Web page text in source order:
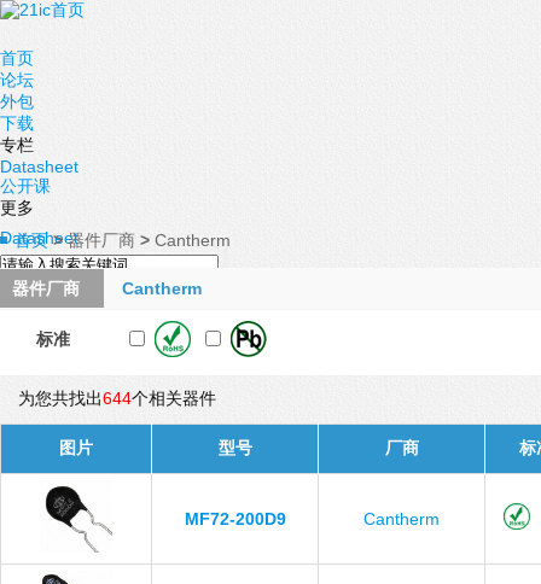
首页
论坛
外包
下载
专栏
Datasheet
公开课
更多
Datasheet
首页 >器件厂商 > Cantherm
器件厂商 Cantherm
标准
为您共找出644个相关器件
图片 型号 厂商 标
MF72-200D9 Cantherm